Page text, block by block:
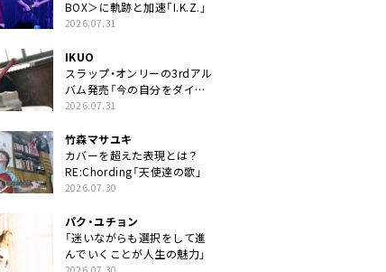
BOX＞に軌跡と加速「I.K.Z.」
2026.07.31
IKUO
スラップ・オンリーの3rdアル
バム発売「今の自分をダイレ
クトに」
2026.07.31
竹森マサユキ
カバーを超えた表現とは？
RE:Chording「天使達の歌」
2026.07.30
パク・ユチョン
「迷いながらも選択をして進
んでいくことが人生の魅力」